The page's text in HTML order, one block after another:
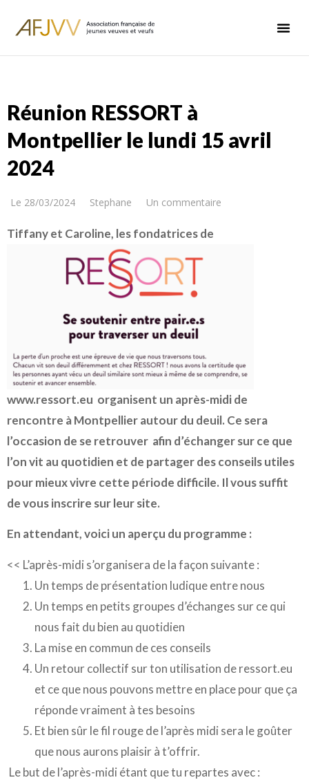
Réunion RESSORT à
Montpellier le lundi 15 avril
2024
Le 28/03/2024 Stephane Un commentaire
Tiffany et Caroline, les fondatrices de
www.ressort.eu organisent un après-midi de
rencontre à Montpellier autour du deuil. Ce sera
l’occasion de se retrouver afin d’échanger sur ce que
l’on vit au quotidien et de partager des conseils utiles
pour mieux vivre cette période difficile. Il vous suffit
de vous inscrire sur leur site.
En attendant, voici un aperçu du programme :
<< L’après-midi s’organisera de la façon suivante :
Un temps de présentation ludique entre nous
Un temps en petits groupes d’échanges sur ce qui
nous fait du bien au quotidien
La mise en commun de ces conseils
Un retour collectif sur ton utilisation de ressort.eu
et ce que nous pouvons mettre en place pour que ça
réponde vraiment à tes besoins
Et bien sûr le fil rouge de l’après midi sera le goûter
que nous aurons plaisir à t’offrir.
Le but de l’après-midi étant que tu repartes avec :